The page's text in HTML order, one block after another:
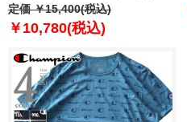
プ ジャケット アウター スポーツ
ウェア USA 直輸入 1270403
定価 ￥15,400(税込)
￥10,780(税込)